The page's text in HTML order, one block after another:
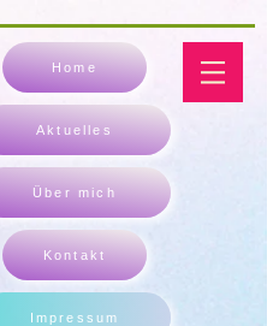
Home
Aktuelles
Über mich
Kontakt
Impressum